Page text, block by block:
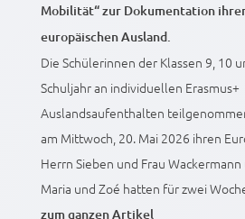
Mobilität“ zur Dokumentation
europäischen Ausland.
Die Schülerinnen der Klassen 9, 10
Schuljahr an individuellen Erasmus+
Auslandsaufenthalten
am Mittwoch, 20. Mai 2026 ihren
Herrn Sieben und Frau Wackermann
Maria und Zoé hatten für zwei
zum ganzen Artikel